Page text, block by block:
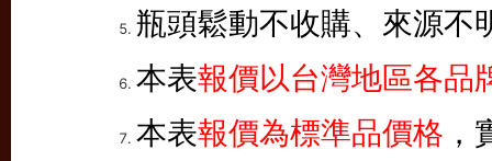
瓶頭鬆動不收購、來源不
本表報價以台灣地區各品
本表報價為標準品價格